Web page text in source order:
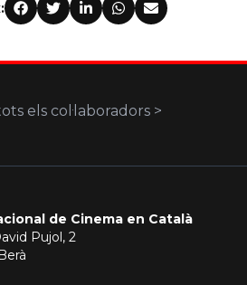
els col·laboradors >
de Cinema en Català
Pujol, 2